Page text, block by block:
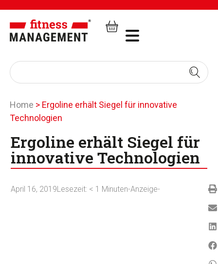
Home > Ergoline erhält Siegel für innovative
Technologien
Ergoline erhält Siegel für
innovative Technologien
April 16, 2019Lesezeit: < 1 Minuten-Anzeige-